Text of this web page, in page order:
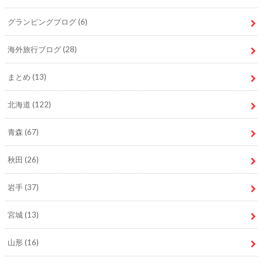
グランピングブログ(6)
海外旅行ブログ(28)
まとめ (13)
北海道 (122)
青森 (67)
秋田 (26)
岩手(37)
宮城(13)
山形(16)